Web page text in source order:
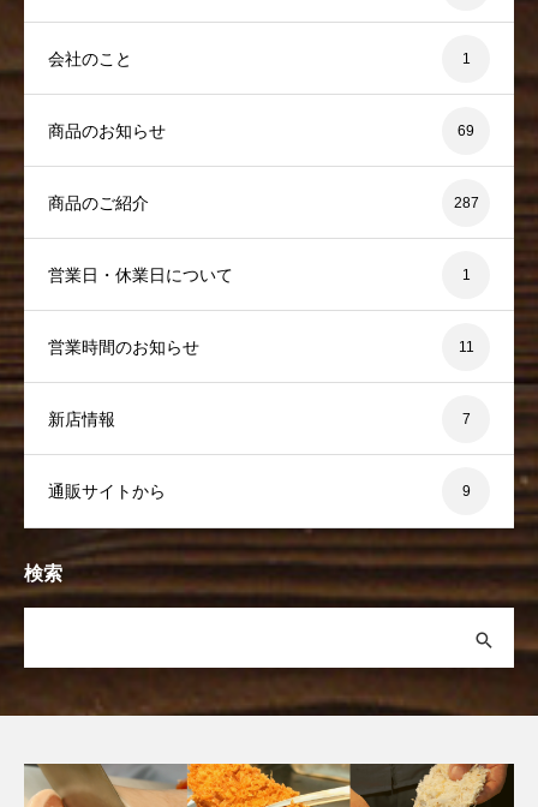
会社のこと 1
商品のお知らせ 69
商品のご紹介 287
営業日・休業日について 1
営業時間のお知らせ 11
新店情報 7
通販サイトから 9
検索